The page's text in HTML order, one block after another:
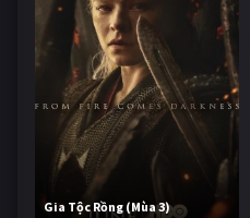
Gia Tộc Rồng (Mùa 3)